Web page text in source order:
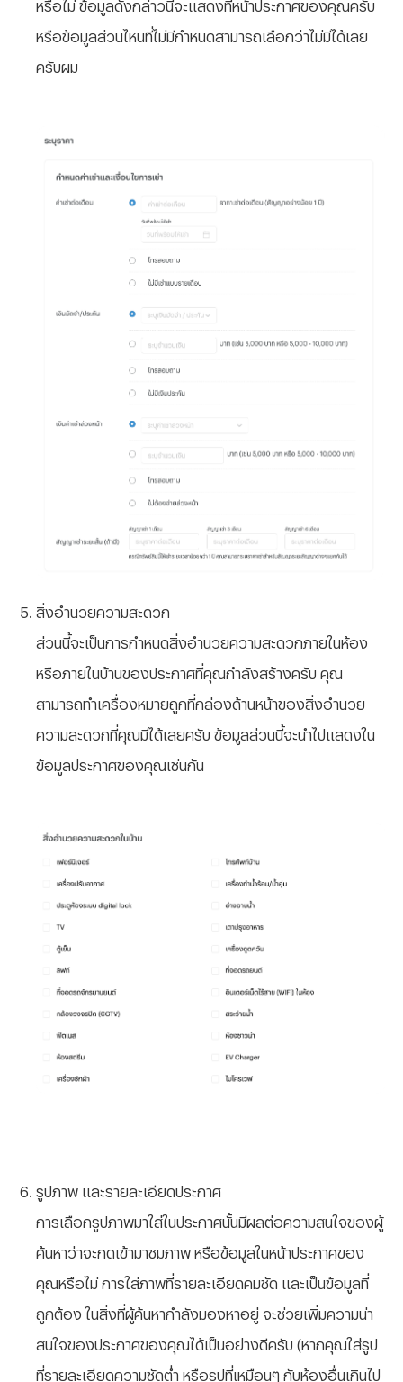
หรือไม่ ข้อมูลดังกล่าวนี้จะแสดงที่หน้าประกาศของคุณครับ
หรือข้อมูลส่วนไหนที่ไม่มีกำหนดสามารถเลือกว่าไม่มีได้เลย
ครับผม
สิ่งอำนวยความสะดวก
ส่วนนี้จะเป็นการกำหนดสิ่งอำนวยความสะดวกภายในห้อง
หรือภายในบ้านของประกาศที่คุณกำลังสร้างครับ คุณ
สามารถทำเครื่องหมายถูกที่กล่องด้านหน้าของสิ่งอำนวย
ความสะดวกที่คุณมีได้เลยครับ ข้อมูลส่วนนี้จะนำไปแสดงใน
ข้อมูลประกาศของคุณเช่นกัน
รูปภาพ และรายละเอียดประกาศ
การเลือกรูปภาพมาใส่ในประกาศนั้นมีผลต่อความสนใจของผู้
ค้นหาว่าจะกดเข้ามาชมภาพ หรือข้อมูลในหน้าประกาศของ
คุณหรือไม่ การใส่ภาพที่รายละเอียดคมชัด และเป็นข้อมูลที่
ถูกต้อง ในสิ่งที่ผู้ค้นหากำลังมองหาอยู่ จะช่วยเพิ่มความน่า
สนใจของประกาศของคุณได้เป็นอย่างดีครับ (หากคุณใส่รูป
ที่รายละเอียดความชัดต่ำ หรือรูปที่เหมือนๆ กับห้องอื่นเกินไป